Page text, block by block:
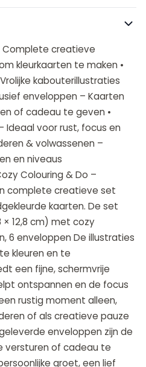
Complete creatieve
kleurkaarten te maken •
kabouterillustraties
enveloppen – Kaarten
of cadeau te geven •
voor rust, focus en
& volwassenen –
en niveaus
Colouring & Do –
complete creatieve set
kaarten. De set
× 12,8 cm) met cozy
6 enveloppen De illustraties
kleuren en te
een fijne, schermvrije
ontspannen en de focus
rustig moment alleen,
of als creatieve pauze
enveloppen zijn de
versturen of cadeau te
groet, een lief